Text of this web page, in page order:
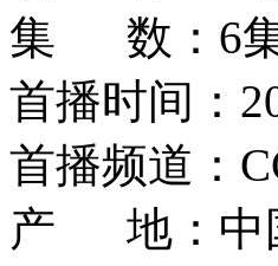
集 数：6
首播时间：
首播频道：
产 地：中